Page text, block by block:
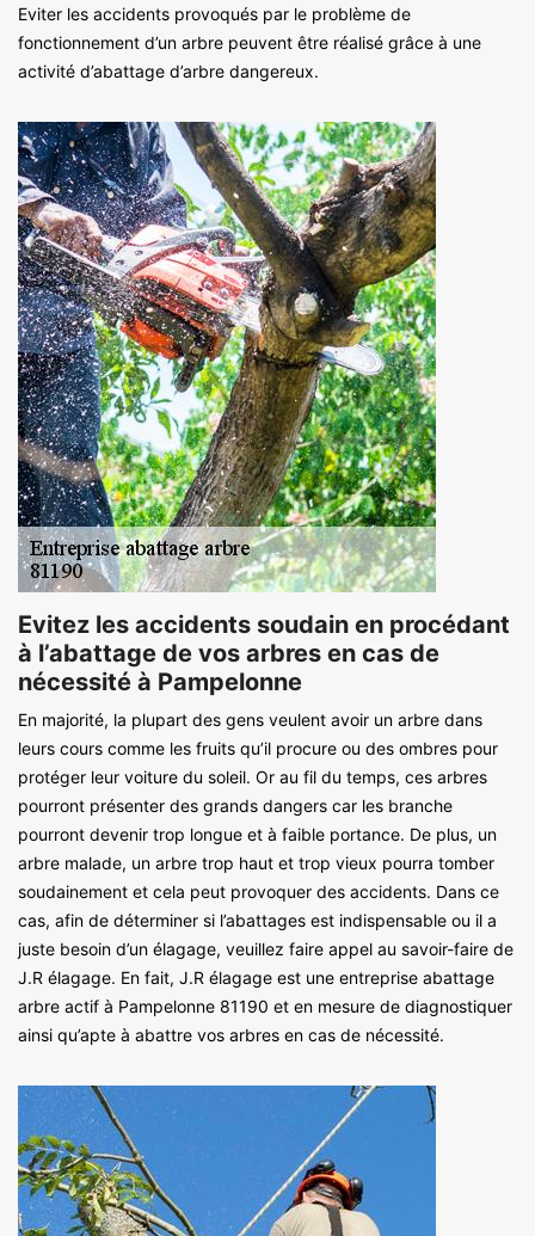
Eviter les accidents provoqués par le problème de
fonctionnement d’un arbre peuvent être réalisé grâce à une
activité d’abattage d’arbre dangereux.
Evitez les accidents soudain en procédant
à l’abattage de vos arbres en cas de
nécessité à Pampelonne
En majorité, la plupart des gens veulent avoir un arbre dans
leurs cours comme les fruits qu’il procure ou des ombres pour
protéger leur voiture du soleil. Or au fil du temps, ces arbres
pourront présenter des grands dangers car les branche
pourront devenir trop longue et à faible portance. De plus, un
arbre malade, un arbre trop haut et trop vieux pourra tomber
soudainement et cela peut provoquer des accidents. Dans ce
cas, afin de déterminer si l’abattages est indispensable ou il a
juste besoin d’un élagage, veuillez faire appel au savoir-faire de
J.R élagage. En fait, J.R élagage est une entreprise abattage
arbre actif à Pampelonne 81190 et en mesure de diagnostiquer
ainsi qu’apte à abattre vos arbres en cas de nécessité.